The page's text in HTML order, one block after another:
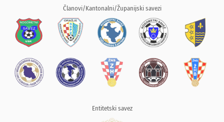
Članovi/Kantonalni/Županijski savezi
Entitetski savez